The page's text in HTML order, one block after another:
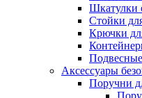
Шкатулки
Стойки
Крючки
Аксессуары
Поручни